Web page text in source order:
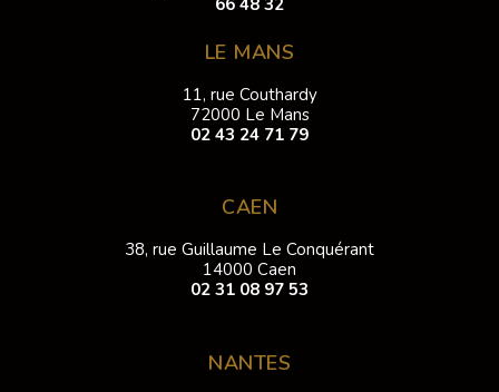
LE MANS
11, rue Couthardy
72000 Le Mans
02 43 24 71 79
CAEN
38, rue Guillaume Le Conquérant
14000 Caen
02 31 08 97 53
NANTES